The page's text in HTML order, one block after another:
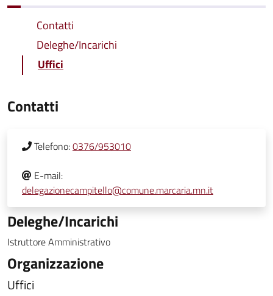
Contatti
Deleghe/Incarichi
Uffici
Contatti
Telefono:0376/953010
E-mail:
delegazionecampitello@comune.marcaria.mn.it
Deleghe/Incarichi
Istruttore Amministrativo
Organizzazione
Uffici